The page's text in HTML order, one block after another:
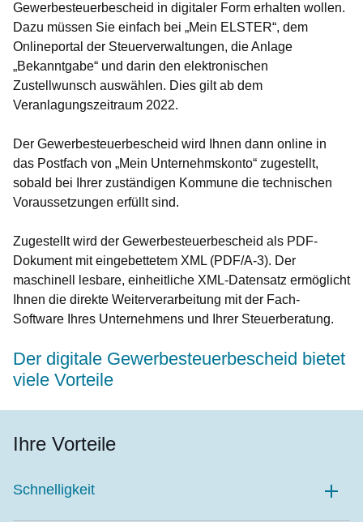
Gewerbesteuerbescheid in digitaler Form erhalten wollen.
Dazu müssen Sie einfach bei „Mein ELSTER“, dem
Onlineportal der Steuerverwaltungen, die Anlage
„Bekanntgabe“ und darin den elektronischen
Zustellwunsch auswählen. Dies gilt ab dem
Veranlagungszeitraum 2022.
Der Gewerbesteuerbescheid wird Ihnen dann online in
das Postfach von „Mein Unternehmskonto“ zugestellt,
sobald bei Ihrer zuständigen Kommune die technischen
Voraussetzungen erfüllt sind.
Zugestellt wird der Gewerbesteuerbescheid als PDF-
Dokument mit eingebettetem XML (PDF/A-3). Der
maschinell lesbare, einheitliche XML-Datensatz ermöglicht
Ihnen die direkte Weiterverarbeitung mit der Fach-
Software Ihres Unternehmens und Ihrer Steuerberatung.
Der digitale Gewerbesteuerbescheid bietet
viele Vorteile
Ihre Vorteile
Schnelligkeit